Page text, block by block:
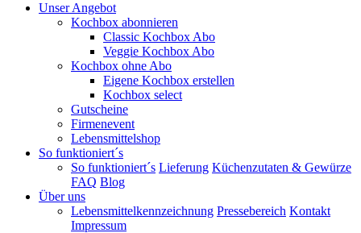
Unser Angebot
Kochbox abonnieren
Classic Kochbox Abo
Veggie Kochbox Abo
Kochbox ohne Abo
Eigene Kochbox erstellen
Kochbox select
Gutscheine
Firmenevent
Lebensmittelshop
So funktioniert´s
So funktioniert´s Lieferung Küchenzutaten & Gewürze
FAQ Blog
Über uns
Lebensmittelkennzeichnung Pressebereich Kontakt
Impressum